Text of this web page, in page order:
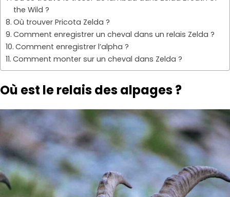
the Wild ?
Où trouver Pricota Zelda ?
Comment enregistrer un cheval dans un relais Zelda ?
Comment enregistrer l’alpha ?
Comment monter sur un cheval dans Zelda ?
Où est le relais des alpages ?